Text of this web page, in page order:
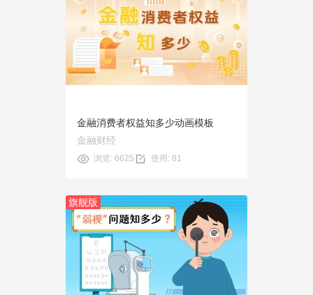
预览
使用
金融消费者权益知多少动画模板
金融财经
浏览: 6625 使用: 81
旗舰版